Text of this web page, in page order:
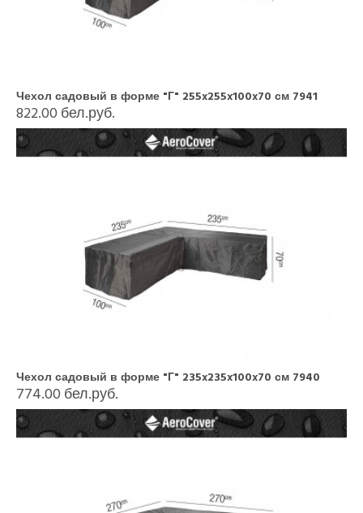
Чехол садовый в форме "Г" 255x255x100x70 см 7941
822.00 бел.руб.
Чехол садовый в форме "Г" 235x235x100x70 см 7940
774.00 бел.руб.